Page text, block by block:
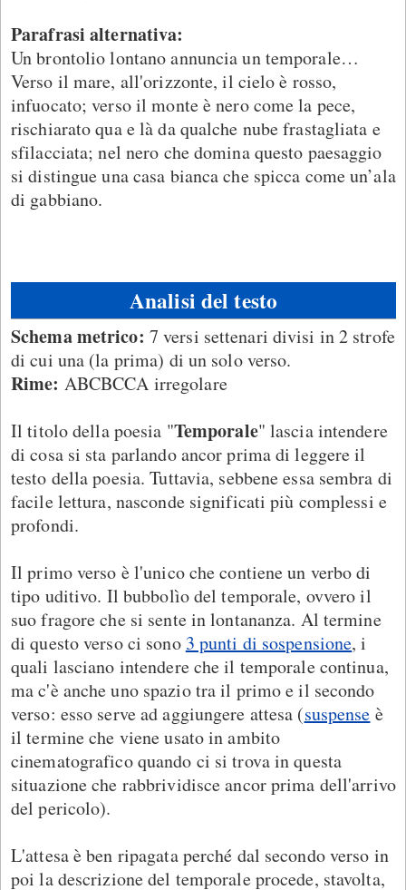
Parafrasi alternativa:
Un brontolio lontano annuncia un temporale…
Verso il mare, all'orizzonte, il cielo è rosso,
infuocato; verso il monte è nero come la pece,
rischiarato qua e là da qualche nube frastagliata e
sfilacciata; nel nero che domina questo paesaggio
si distingue una casa bianca che spicca come un’ala
di gabbiano.
Analisi del testo
Schema metrico: 7 versi settenari divisi in 2 strofe
di cui una (la prima) di un solo verso.
Rime: ABCBCCA irregolare
Il titolo della poesia "Temporale" lascia intendere
di cosa si sta parlando ancor prima di leggere il
testo della poesia. Tuttavia, sebbene essa sembra di
facile lettura, nasconde significati più complessi e
profondi.
Il primo verso è l'unico che contiene un verbo di
tipo uditivo. Il bubbolìo del temporale, ovvero il
suo fragore che si sente in lontananza. Al termine
di questo verso ci sono 3 punti di sospensione, i
quali lasciano intendere che il temporale continua,
ma c'è anche uno spazio tra il primo e il secondo
verso: esso serve ad aggiungere attesa (suspense è
il termine che viene usato in ambito
cinematografico quando ci si trova in questa
situazione che rabbrividisce ancor prima dell'arrivo
del pericolo).
L'attesa è ben ripagata perché dal secondo verso in
poi la descrizione del temporale procede, stavolta,